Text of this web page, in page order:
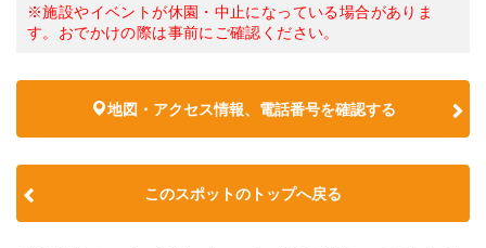
※施設やイベントが休園・中止になっている場合がありま
す。おでかけの際は事前にご確認ください。
地図・アクセス情報、電話番号を確認する
このスポットのトップへ戻る